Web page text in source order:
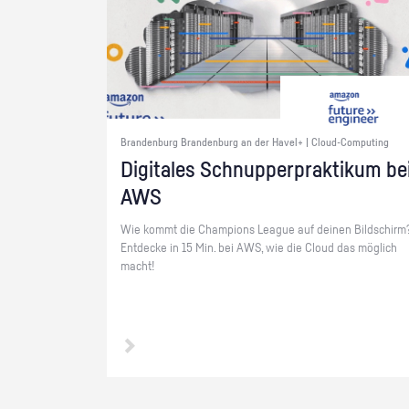
Brandenburg Brandenburg an der Havel+ | Cloud-Computing
Di­gi­ta­les Schnup­per­prak­ti­kum
AWS
Wie kommt die Cham­pi­ons Le­ague auf dei­nen
Ent­de­cke in 15 Min. bei AWS, wie die Cloud das mög­lich
macht!